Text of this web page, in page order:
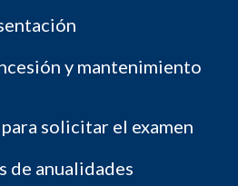
y mantenimiento
solicitar el examen
de anualidades